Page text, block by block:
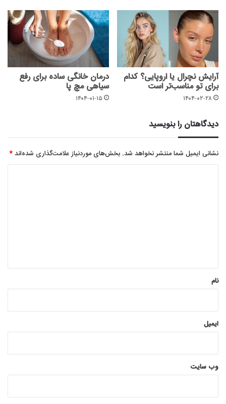
آرایش نچرال یا اروپایی؟ کدام
برای تو مناسب‌تر است
۱۴۰۴-۰۲-۲۸
درمان خانگی ساده برای رفع
سیاهی مچ پا
۱۴۰۴-۰۱-۱۵
دیدگاهتان را بنویسید
نشانی ایمیل شما منتشر نخواهد شد. بخش‌های موردنیاز علامت‌گذاری شده‌اند*
نام
ایمیل
وب‌ سایت